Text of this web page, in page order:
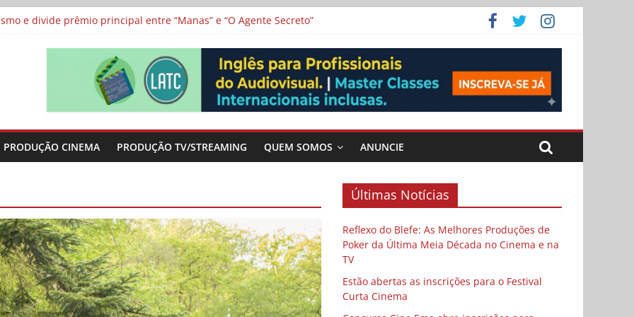
adaptação brasileira de série argentina para o cinema
e divide prêmio principal entre “Manas” e “O Agente Secreto”
Cinema
de escolas públicas
PRODUÇÃO CINEMA PRODUÇÃO TV/STREAMING QUEM SOMOS ANUNCIE
Últimas Notícias
Reflexo do Blefe: As Melhores Produções de
Poker da Última Meia Década no Cinema e na
TV
Estão abertas as inscrições para o Festival
Curta Cinema